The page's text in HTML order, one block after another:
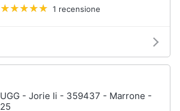
1 recensione
UGG - Jorie Ii - 359437 - Marrone -
25